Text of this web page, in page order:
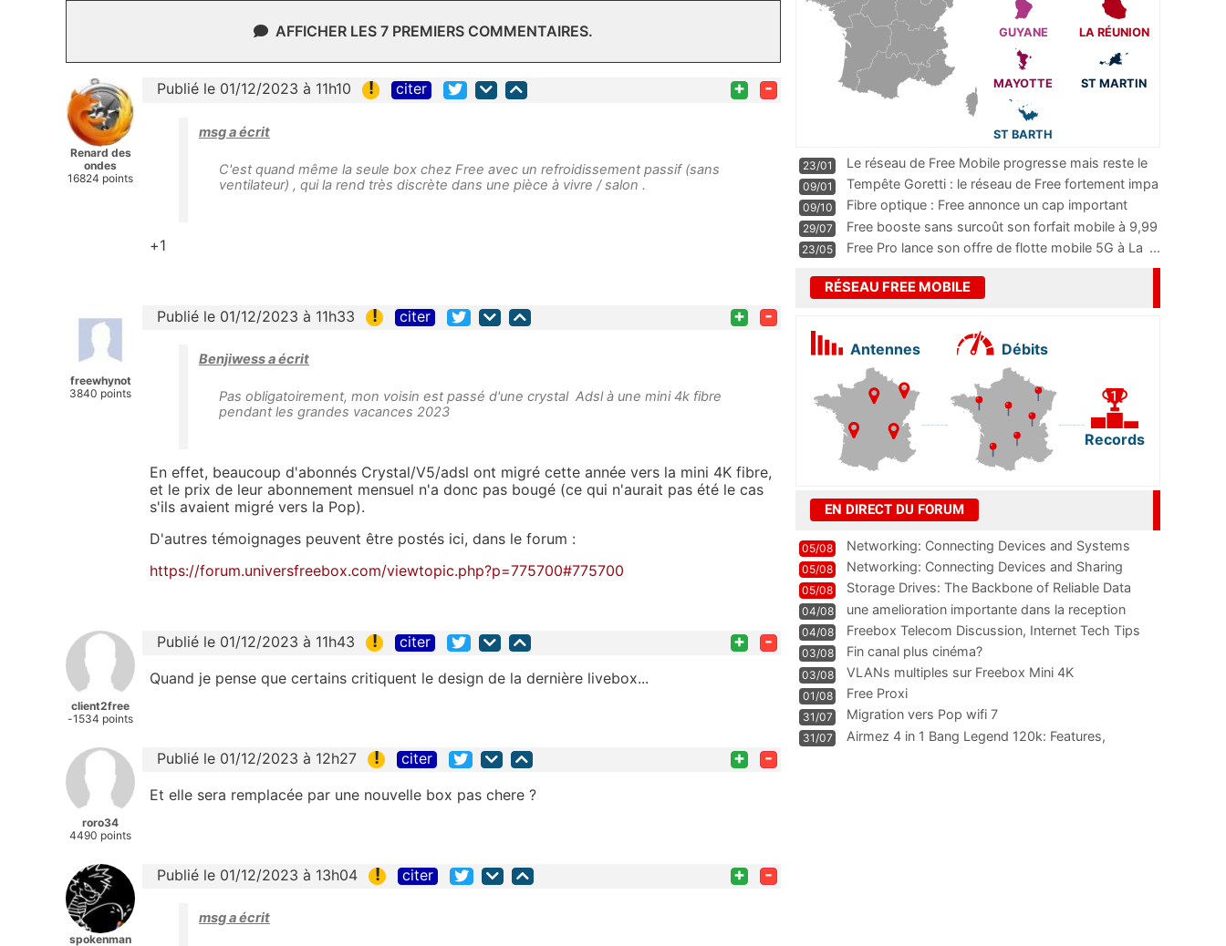
AFFICHER LES 7 PREMIERS COMMENTAIRES.
Renard des
ondes
16824 points
Publié le 01/12/2023 à 11h10 ! citer + -
msg a écrit
C'est quand même la seule box chez Free avec un refroidissement passif (sans
ventilateur) , qui la rend très discrète dans une pièce à vivre / salon .
+1
freewhynot
3840 points
Publié le 01/12/2023 à 11h33 ! citer + -
Benjiwess a écrit
Pas obligatoirement, mon voisin est passé d'une crystal Adsl à une mini 4k fibre
pendant les grandes vacances 2023
En effet, beaucoup d'abonnés Crystal/V5/adsl ont migré cette année vers la mini 4K fibre,
et le prix de leur abonnement mensuel n'a donc pas bougé (ce qui n'aurait pas été le cas
s'ils avaient migré vers la Pop).
D'autres témoignages peuvent être postés ici, dans le forum :
https://forum.universfreebox.com/viewtopic.php?p=775700#775700
client2free
-1534 points
Publié le 01/12/2023 à 11h43 ! citer + -
Quand je pense que certains critiquent le design de la dernière livebox...
roro34
4490 points
Publié le 01/12/2023 à 12h27 ! citer + -
Et elle sera remplacée par une nouvelle box pas chere ?
spokenman
Publié le 01/12/2023 à 13h04 ! citer + -
msg a écrit
GUYANE LA RÉUNION
MAYOTTE ST MARTIN
ST BARTH
23/01
Le réseau de Free Mobile progresse mais reste le
m
...
09/01
Tempête Goretti : le réseau de Free fortement impa
09/10
Fibre optique : Free annonce un cap important
pass
...
29/07
Free booste sans surcoût son forfait mobile à 9,99
23/05 Free Pro lance son offre de flotte mobile 5G à La ...
RÉSEAU FREE MOBILE
Antennes Débits
Records
EN DIRECT DU FORUM
05/08 Networking: Connecting Devices and Systems
05/08
Networking: Connecting Devices and Sharing
Information
05/08
Storage Drives: The Backbone of Reliable Data
Management
04/08
une amelioration importante dans la reception
WIFI
04/08
Freebox Telecom Discussion, Internet Tech Tips
Communi
03/08 Fin canal plus cinéma?
03/08 VLANs multiples sur Freebox Mini 4K
01/08 Free Proxi
31/07 Migration vers Pop wifi 7
31/07
Airmez 4 in 1 Bang Legend 120k: Features,